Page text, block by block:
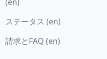
ステータス (en)
請求とFAQ (en)